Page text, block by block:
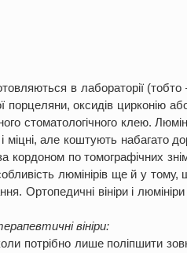
в лабораторії
порцеляни, оксидів цирконію
стоматологічного клею.
міцні, але коштують набагато
кордоном по томографічних
люмінірів ще й у
Ортопедичні вініри і
вініри:
потрібно лише поліпшити